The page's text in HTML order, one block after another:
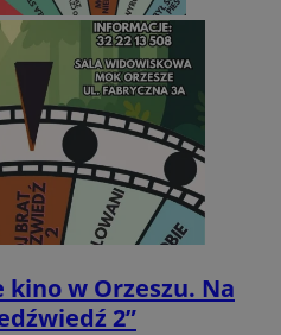
w Orzeszu. Na
2”